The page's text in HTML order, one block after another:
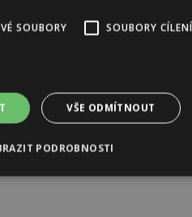
SOUBORY SOUBORY CÍLENÍ
VŠE ODMÍTNOUT
PODROBNOSTI